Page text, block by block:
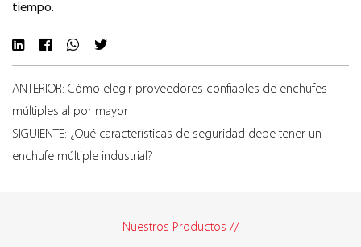
tiempo.
ANTERIOR: Cómo elegir proveedores confiables de enchufes
múltiples al por mayor
SIGUIENTE: ¿Qué características de seguridad debe tener un
enchufe múltiple industrial?
Nuestros Productos //